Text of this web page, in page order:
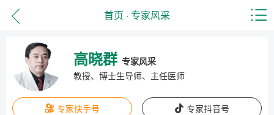
首页 · 专家风采
高晓群 专家风采
教授、博士生导师、主任医师
专家快手号 专家抖音号